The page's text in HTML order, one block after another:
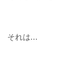
それは…